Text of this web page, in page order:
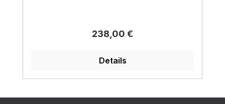
Regulärer Preis:
238,00 €
Details